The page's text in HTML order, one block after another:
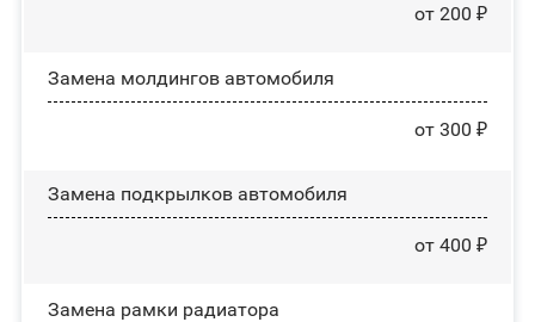
от 200 ₽
Замена молдингов автомобиля
от 300 ₽
Замена пoдĸpылĸoв автомобиля
от 400 ₽
Замена рамки радиатора